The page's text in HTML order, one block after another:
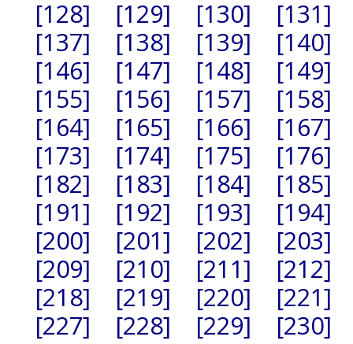
[128]
[129] [130]
[131]
[137]
[138] [139]
[140]
[146]
[147] [148]
[149]
[155]
[156] [157]
[158]
[164]
[165] [166]
[167]
[173]
[174] [175]
[176]
[182]
[183] [184]
[185]
[191]
[192] [193]
[194]
[200]
[201] [202]
[203]
[209]
[210] [211]
[212]
[218]
[219] [220]
[221]
[227]
[228] [229]
[230]